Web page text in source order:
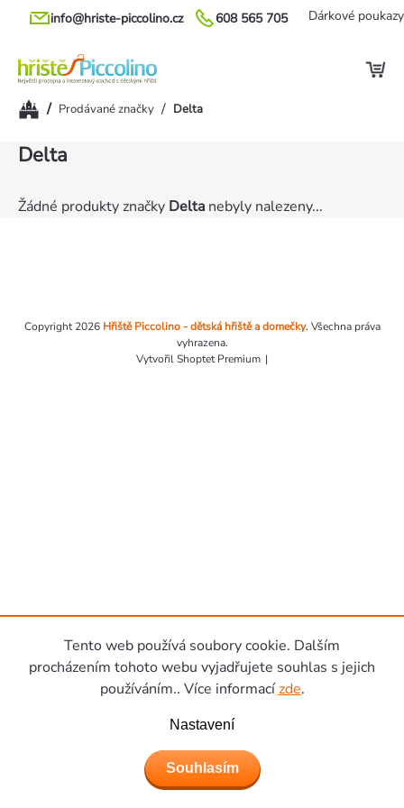
Tento web používá soubory cookie. Dalším
procházením tohoto webu vyjadřujete souhlas s jejich
používáním.. Více informacízde.
Nastavení
Souhlasím
Přejít
608 565 705
info@hriste-piccolino.cz Dárkové poukazy
Domů/ Prodávané značky / Delta
Delta
Žádné produkty značky Delta nebyly nalezeny...
Vytvořil Shoptet Premium
Copyright 2026 Hřiště Piccolino - dětská hřiště a domečky. Všechna práva
vyhrazena.